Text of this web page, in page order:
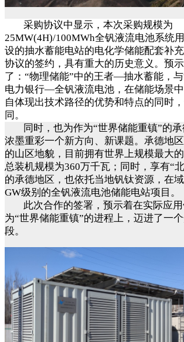
采购协议中显示，本次采购规模为
25MW(4H)/100MWh全钒液流电池系统
设的抽水蓄能电站的电化学储能配套补
协议的签约，具有重大的历史意义。预
了：“物理储能”中的王者—抽水蓄能，
电力银行—全钒液流电池，在储能场景
自体现出技术路径的优势和特点的同时
同。
同时，也为作为“世界储能重镇”的
浓墨重彩一个新方向、新课题。承德地
的山区地貌，目前拥有世界上规模最大
总装机规模为360万千瓦；同时，享有“
的承德地区，也依托当地钒钛资源，在
GW级别的全钒液流电池储能电站项目。
此次合作的签署，预示着在实际应
为“世界储能重镇”的进程上，迈进了一
段。